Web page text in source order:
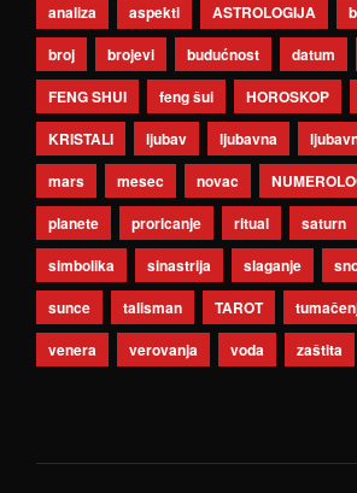
analiza aspekti ASTROLOGIJA
broj
brojevi budućnost datum
FENG SHUI
feng šui HOROSKOP
KRISTALI
ljubav ljubavna
mars
mesec novac
planete
proricanje ritual saturn
simbolika
sinastrija slaganje
sunce
talisman TAROT
venera
verovanja voda zaštita